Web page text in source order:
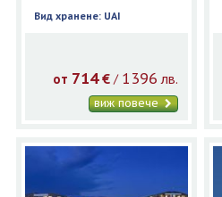
Вид хранене: UAI
от 714 €/ 1396 лв.
виж повече